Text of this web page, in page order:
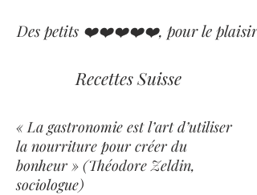
Des petits ❤️❤️❤️❤️❤️, pour le plaisir
Recettes Suisse
« La gastronomie est l’art d’utiliser
la nourriture pour créer du
bonheur » (Théodore Zeldin,
sociologue)